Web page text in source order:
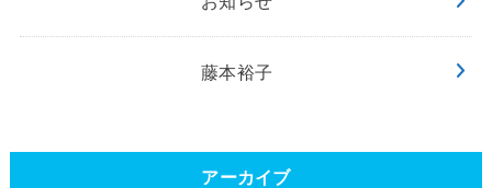
藤本裕子
アーカイブ